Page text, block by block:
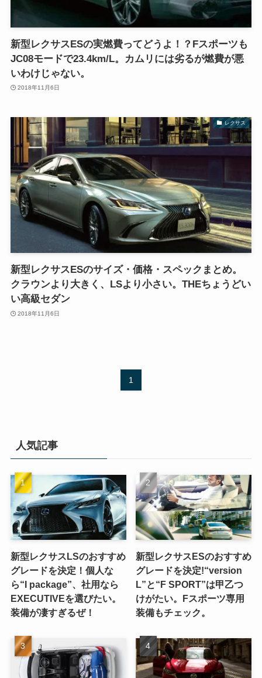
新型レクサスESの実燃費ってどうよ！？Fスポーツも
JC08モードで23.4km/L。カムリには劣るが燃費が悪
いわけじゃない。
2018年11月6日
レクサス
新型レクサスESのサイズ・価格・スペックまとめ。
クラウンより大きく、LSより小さい。THEちょうどい
い高級セダン
2018年11月6日
1
人気記事
新型レクサスLSのおすすめ
グレードを決定！個人な
ら“I package”、社用なら
EXECUTIVEを選びたい。
装備が凄すぎるぜ！
新型レクサスESのおすすめ
グレードを決定!“version
L”と“F SPORT”は甲乙つ
けがたい。Fスポーツ専用
装備もチェック。